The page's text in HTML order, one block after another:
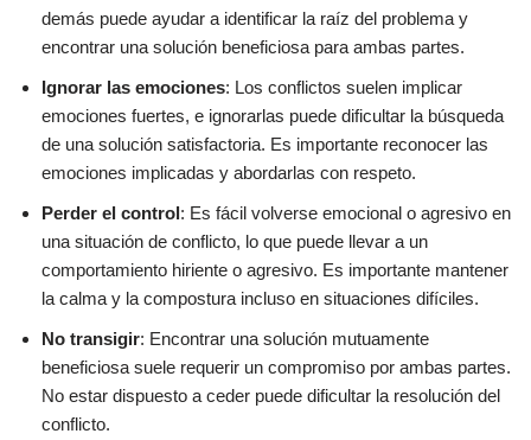
demás puede ayudar a identificar la raíz del problema y
encontrar una solución beneficiosa para ambas partes.
Ignorar las emociones: Los conflictos suelen implicar
emociones fuertes, e ignorarlas puede dificultar la búsqueda
de una solución satisfactoria. Es importante reconocer las
emociones implicadas y abordarlas con respeto.
Perder el control: Es fácil volverse emocional o agresivo en
una situación de conflicto, lo que puede llevar a un
comportamiento hiriente o agresivo. Es importante mantener
la calma y la compostura incluso en situaciones difíciles.
No transigir: Encontrar una solución mutuamente
beneficiosa suele requerir un compromiso por ambas partes.
No estar dispuesto a ceder puede dificultar la resolución del
conflicto.